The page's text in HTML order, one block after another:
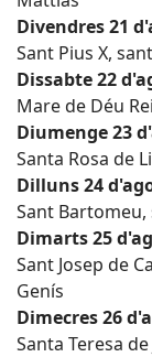
Divendres 21
Sant Pius X,
Dissabte 22
Mare de Déu
Diumenge 23
Santa Rosa de
Dilluns 24
Sant Bartomeu,
Dimarts 25
Sant Josep de
Genís
Dimecres 26
Santa Teresa